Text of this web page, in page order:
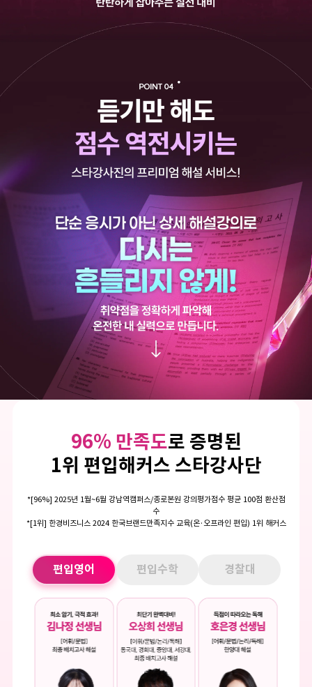
96% 만족도로 증명된
1위 편입해커스 스타강사단
*[96%] 2025년 1월~6월 강남역캠퍼스/종로본원 강의평가점수 평균 100점 환산점
수
*[1위] 한경비즈니스 2024 한국브랜드만족지수 교육(온·오프라인 편입) 1위 해커스
편입영어 편입수학 경찰대